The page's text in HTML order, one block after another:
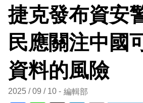
捷克發布資安
民應關注中國
資料的風險
2025 / 09 / 10 編輯部